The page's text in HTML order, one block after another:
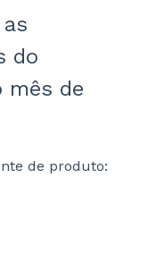
do
mês de
de produto: